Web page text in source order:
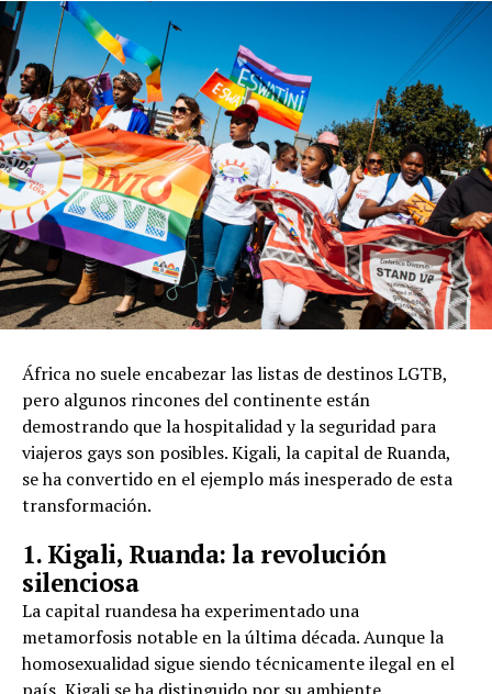
África no suele encabezar las listas de destinos LGTB,
pero algunos rincones del continente están
demostrando que la hospitalidad y la seguridad para
viajeros gays son posibles. Kigali, la capital de Ruanda,
se ha convertido en el ejemplo más inesperado de esta
transformación.
1. Kigali, Ruanda: la revolución
silenciosa
La capital ruandesa ha experimentado una
metamorfosis notable en la última década. Aunque la
homosexualidad sigue siendo técnicamente ilegal en el